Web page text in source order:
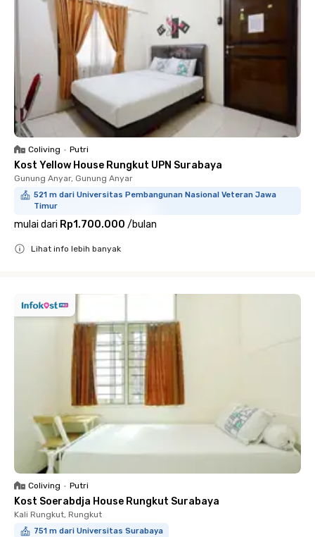
Coliving • Putri
Kost Yellow House Rungkut UPN Surabaya
Gunung Anyar, Gunung Anyar
521 m dari Universitas Pembangunan Nasional Veteran Jawa
Timur
mulai dari Rp1.700.000 /bulan
Lihat info lebih banyak
Coliving • Putri
Kost Soerabdja House Rungkut Surabaya
Kali Rungkut, Rungkut
751 m dari Universitas Surabaya